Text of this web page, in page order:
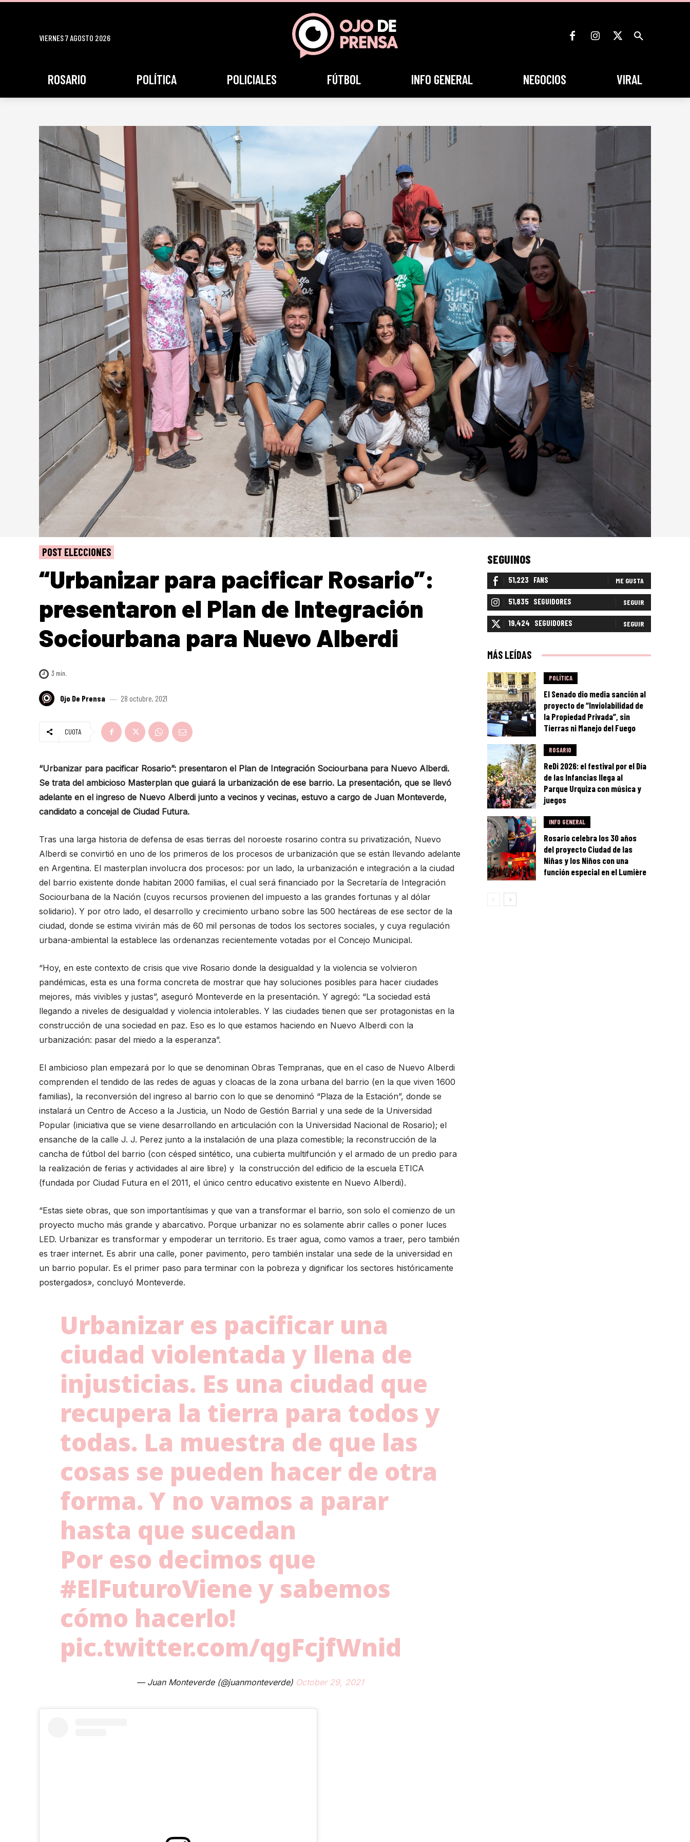
VIERNES 7 AGOSTO 2026
ROSARIO POLÍTICA POLICIALES FÚTBOL INFO GENERAL NEGOCIOS VIRAL
POST ELECCIONES
“Urbanizar para pacificar Rosario”:
presentaron el Plan de Integración
Sociourbana para Nuevo Alberdi
3 min.
Ojo De Prensa 28 octubre, 2021
CUOTA
“Urbanizar para pacificar Rosario”: presentaron el Plan de Integración Sociourbana para Nuevo Alberdi.
Se trata del ambicioso Masterplan que guiará la urbanización de ese barrio. La presentación, que se llevó
adelante en el ingreso de Nuevo Alberdi junto a vecinos y vecinas, estuvo a cargo de Juan Monteverde,
candidato a concejal de Ciudad Futura.
Tras una larga historia de defensa de esas tierras del noroeste rosarino contra su privatización, Nuevo
Alberdi se convirtió en uno de los primeros de los procesos de urbanización que se están llevando adelante
en Argentina. El masterplan involucra dos procesos: por un lado, la urbanización e integración a la ciudad
del barrio existente donde habitan 2000 familias, el cual será financiado por la Secretaría de Integración
Sociourbana de la Nación (cuyos recursos provienen del impuesto a las grandes fortunas y al dólar
solidario). Y por otro lado, el desarrollo y crecimiento urbano sobre las 500 hectáreas de ese sector de la
ciudad, donde se estima vivirán más de 60 mil personas de todos los sectores sociales, y cuya regulación
urbana-ambiental la establece las ordenanzas recientemente votadas por el Concejo Municipal.
“Hoy, en este contexto de crisis que vive Rosario donde la desigualdad y la violencia se volvieron
pandémicas, esta es una forma concreta de mostrar que hay soluciones posibles para hacer ciudades
mejores, más vivibles y justas”, aseguró Monteverde en la presentación. Y agregó: “La sociedad está
llegando a niveles de desigualdad y violencia intolerables. Y las ciudades tienen que ser protagonistas en la
construcción de una sociedad en paz. Eso es lo que estamos haciendo en Nuevo Alberdi con la
urbanización: pasar del miedo a la esperanza”.
El ambicioso plan empezará por lo que se denominan Obras Tempranas, que en el caso de Nuevo Alberdi
comprenden el tendido de las redes de aguas y cloacas de la zona urbana del barrio (en la que viven 1600
familias), la reconversión del ingreso al barrio con lo que se denominó “Plaza de la Estación”, donde se
instalará un Centro de Acceso a la Justicia, un Nodo de Gestión Barrial y una sede de la Universidad
Popular (iniciativa que se viene desarrollando en articulación con la Universidad Nacional de Rosario); el
ensanche de la calle J. J. Perez junto a la instalación de una plaza comestible; la reconstrucción de la
cancha de fútbol del barrio (con césped sintético, una cubierta multifunción y el armado de un predio para
la realización de ferias y actividades al aire libre) y la construcción del edificio de la escuela ETICA
(fundada por Ciudad Futura en el 2011, el único centro educativo existente en Nuevo Alberdi).
“Estas siete obras, que son importantísimas y que van a transformar el barrio, son solo el comienzo de un
proyecto mucho más grande y abarcativo. Porque urbanizar no es solamente abrir calles o poner luces
LED. Urbanizar es transformar y empoderar un territorio. Es traer agua, como vamos a traer, pero también
es traer internet. Es abrir una calle, poner pavimento, pero también instalar una sede de la universidad en
un barrio popular. Es el primer paso para terminar con la pobreza y dignificar los sectores históricamente
postergados», concluyó Monteverde.
Urbanizar es pacificar una
ciudad violentada y llena de
injusticias. Es una ciudad que
recupera la tierra para todos y
todas. La muestra de que las
cosas se pueden hacer de otra
forma. Y no vamos a parar
hasta que sucedan
Por eso decimos que
#ElFuturoViene y sabemos
cómo hacerlo!
pic.twitter.com/qgFcjfWnid
— Juan Monteverde (@juanmonteverde) October 29, 2021
SEGUINOS
51,223 FANS ME GUSTA
51,835 SEGUIDORES SEGUIR
19,424 SEGUIDORES SEGUIR
MÁS LEÍDAS
POLÍTICA
El Senado dio media sanción al
proyecto de “Inviolabilidad de
la Propiedad Privada”, sin
Tierras ni Manejo del Fuego
ROSARIO
ReDi 2026: el festival por el Día
de las Infancias llega al
Parque Urquiza con música y
juegos
INFO GENERAL
Rosario celebra los 30 años
del proyecto Ciudad de las
Niñas y los Niños con una
función especial en el Lumière